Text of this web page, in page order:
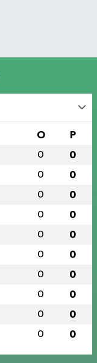
O P
0 0
0 0
0 0
0 0
0 0
0 0
0 0
0 0
0 0
0 0